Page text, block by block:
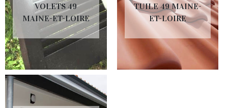
VOLETS 49
MAINE-ET-LOIRE
TUILE 49 MAINE-
ET-LOIRE